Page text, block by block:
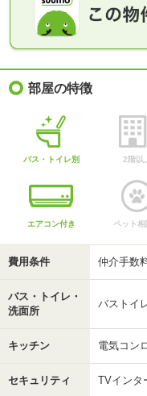
部屋の特徴
バス・トイレ別 2階以
エアコン付き ペット相
費用条件 仲介手数
バス・トイレ・
洗面所
バストイ
キッチン 電気コン
セキュリティ TVインタ